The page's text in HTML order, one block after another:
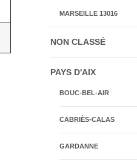
MARSEILLE 13016
NON CLASSÉ
PAYS D'AIX
BOUC-BEL-AIR
CABRIÈS-CALAS
GARDANNE